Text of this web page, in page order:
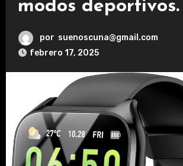
modos deportivos.
por suenoscuna@gmail.com
febrero 17, 2025